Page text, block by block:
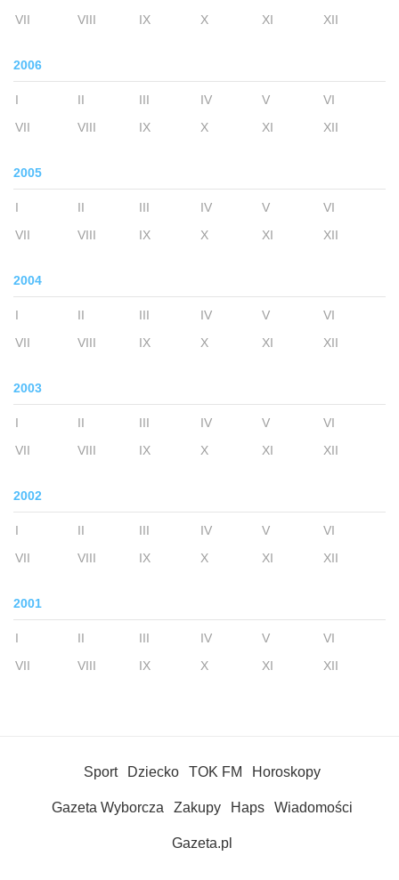
VII
VIII IX X XI XII
2006
I II III IV V
VI
VII
VIII IX X XI XII
2005
I II III IV V
VI
VII
VIII IX X XI XII
2004
I II III IV V
VI
VII
VIII IX X XI XII
2003
I II III IV V
VI
VII
VIII IX X XI XII
2002
I II III IV V
VI
VII
VIII IX X XI XII
2001
I II III IV V
VI
VII
VIII IX X XI XII
Sport Dziecko TOK FM Horoskopy
Gazeta Wyborcza Zakupy Haps Wiadomości
Gazeta.pl